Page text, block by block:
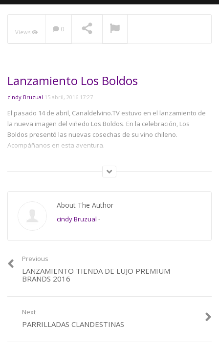
Views 0
Lanzamiento Los Boldos
cindy Bruzual 15 abril, 2016 17:27
El pasado 14 de abril, Canaldelvino.TV estuvo en el lanzamiento de
la nueva imagen del viñedo Los Boldos. En la celebración, Los
Boldos presentó las nuevas cosechas de su vino chileno.
Acompáñanos en esta aventura.
About The Author
cindy Bruzual -
Previous
LANZAMIENTO TIENDA DE LUJO PREMIUM
BRANDS 2016
Next
PARRILLADAS CLANDESTINAS